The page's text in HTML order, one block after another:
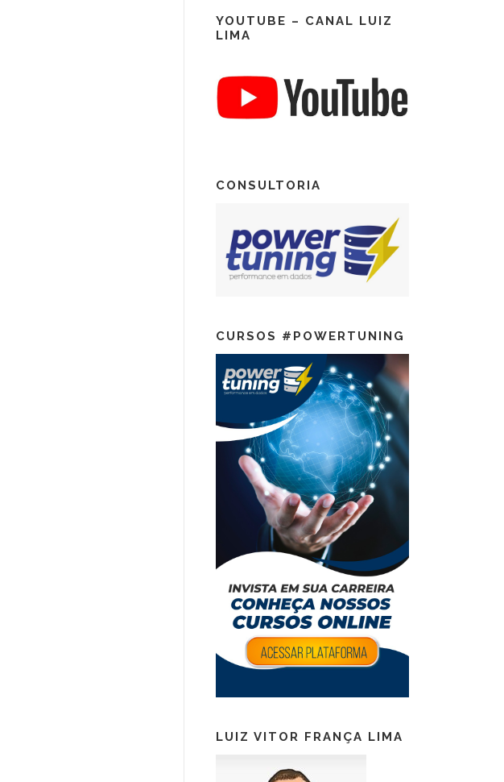
YOUTUBE – CANAL LUIZ
LIMA
CONSULTORIA
CURSOS #POWERTUNING
LUIZ VITOR FRANÇA LIMA